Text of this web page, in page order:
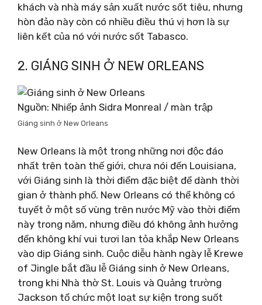
khách và nhà máy sản xuất nước sốt tiêu, nhưng
hòn đảo này còn có nhiều điều thú vị hơn là sự
liên kết của nó với nước sốt Tabasco.
2. GIÁNG SINH Ở NEW ORLEANS
Nguồn: Nhiếp ảnh Sidra Monreal / màn trập
Giáng sinh ở New Orleans
New Orleans là một trong những nơi độc đáo
nhất trên toàn thế giới, chưa nói đến Louisiana,
với Giáng sinh là thời điểm đặc biệt để dành thời
gian ở thành phố. New Orleans có thể không có
tuyết ở một số vùng trên nước Mỹ vào thời điểm
này trong năm, nhưng điều đó không ảnh hưởng
đến không khí vui tươi lan tỏa khắp New Orleans
vào dịp Giáng sinh. Cuộc diễu hành ngày lễ Krewe
of Jingle bắt đầu lễ Giáng sinh ở New Orleans,
trong khi Nhà thờ St. Louis và Quảng trường
Jackson tổ chức một loạt sự kiện trong suốt